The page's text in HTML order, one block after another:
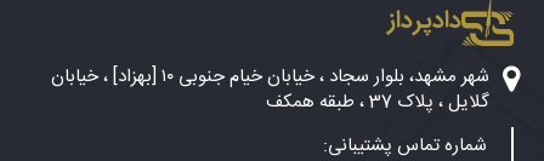
دادپرداز
شهر مشهد، بلوار سجاد ، خیابان خیام جنوبی ۱۰ [بهزاد] ، خیابان
گلایل ، پلاک 37 ، طبقه همکف
شماره تماس پشتیبانی: